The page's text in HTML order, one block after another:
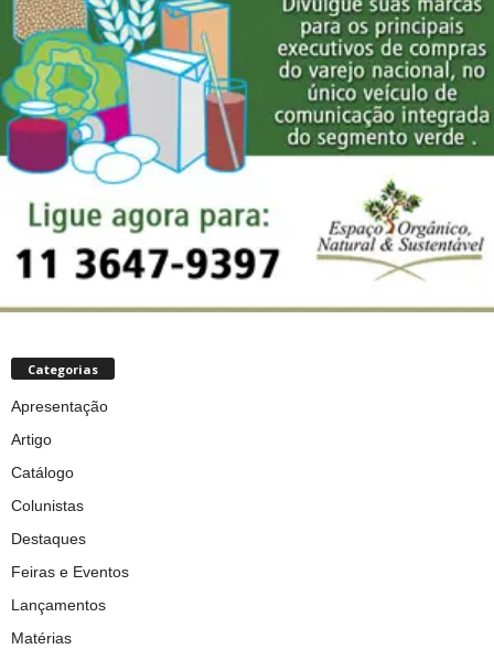
Categorias
Apresentação
Artigo
Catálogo
Colunistas
Destaques
Feiras e Eventos
Lançamentos
Matérias